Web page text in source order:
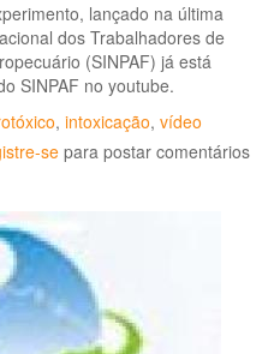
lançado na última
dos Trabalhadores de
(SINPAF) já está
SINPAF no youtube.
, intoxicação, vídeo
separa postar comentários